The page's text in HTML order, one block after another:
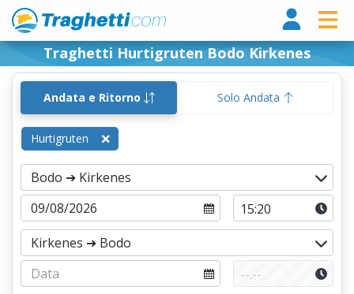
Traghetti Hurtigruten Bodo Kirkenes
Andata e Ritorno Solo Andata
Hurtigruten